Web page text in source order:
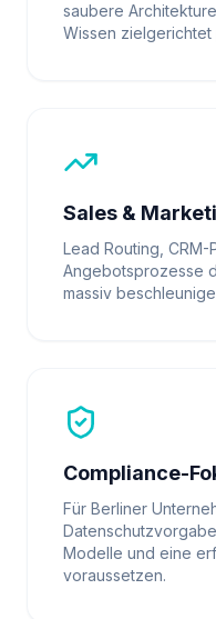
saubere
Wissen
Sales &
Lead Routing, CRM-
Angebotsprozesse
massiv
Compliance-
Für Berliner
Modelle und eine
voraussetzen.